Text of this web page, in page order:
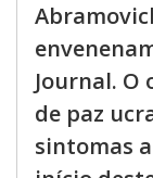
Journal. O
de paz
sintomas